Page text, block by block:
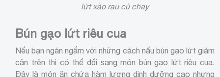
lứt xào rau củ chay
Bún gạo lứt riêu cua
Nếu bạn ngán ngẩm với những cách nấu bún gạo lứt giảm
cân trên thì có thể đổi sang món bún gạo lứt riêu cua.
Đây là món ăn chứa hàm lượng dinh dưỡng cao nhưng